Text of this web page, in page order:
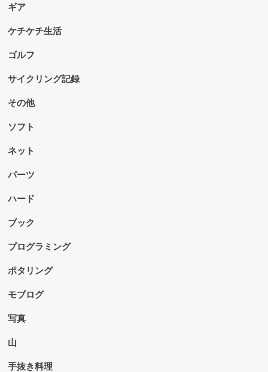
ギア
ケチケチ生活
ゴルフ
サイクリング記録
その他
ソフト
ネット
パーツ
ハード
ブック
プログラミング
ポタリング
モブログ
写真
山
手抜き料理